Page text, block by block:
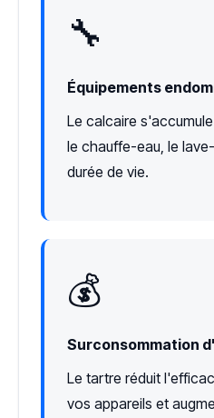
🔧
Équipements
Le calcaire
le chauffe-eau, le
durée de vie.
💰
Surconsommation
Le tartre réduit
vos appareils et